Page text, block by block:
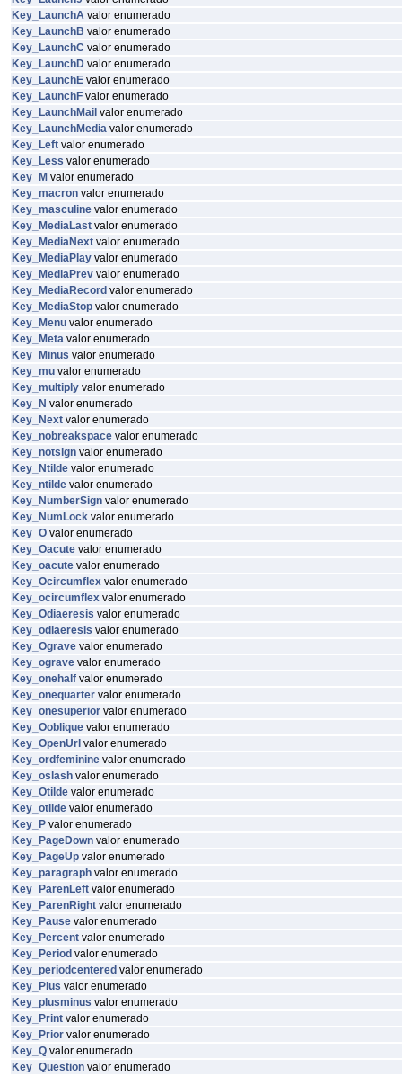
Key_LaunchA valor enumerado
Key_LaunchB valor enumerado
Key_LaunchC valor enumerado
Key_LaunchD valor enumerado
Key_LaunchE valor enumerado
Key_LaunchF valor enumerado
Key_LaunchMail valor enumerado
Key_LaunchMedia valor enumerado
Key_Left valor enumerado
Key_Less valor enumerado
Key_M valor enumerado
Key_macron valor enumerado
Key_masculine valor enumerado
Key_MediaLast valor enumerado
Key_MediaNext valor enumerado
Key_MediaPlay valor enumerado
Key_MediaPrev valor enumerado
Key_MediaRecord valor enumerado
Key_MediaStop valor enumerado
Key_Menu valor enumerado
Key_Meta valor enumerado
Key_Minus valor enumerado
Key_mu valor enumerado
Key_multiply valor enumerado
Key_N valor enumerado
Key_Next valor enumerado
Key_nobreakspace valor enumerado
Key_notsign valor enumerado
Key_Ntilde valor enumerado
Key_ntilde valor enumerado
Key_NumberSign valor enumerado
Key_NumLock valor enumerado
Key_O valor enumerado
Key_Oacute valor enumerado
Key_oacute valor enumerado
Key_Ocircumflex valor enumerado
Key_ocircumflex valor enumerado
Key_Odiaeresis valor enumerado
Key_odiaeresis valor enumerado
Key_Ograve valor enumerado
Key_ograve valor enumerado
Key_onehalf valor enumerado
Key_onequarter valor enumerado
Key_onesuperior valor enumerado
Key_Ooblique valor enumerado
Key_OpenUrl valor enumerado
Key_ordfeminine valor enumerado
Key_oslash valor enumerado
Key_Otilde valor enumerado
Key_otilde valor enumerado
Key_P valor enumerado
Key_PageDown valor enumerado
Key_PageUp valor enumerado
Key_paragraph valor enumerado
Key_ParenLeft valor enumerado
Key_ParenRight valor enumerado
Key_Pause valor enumerado
Key_Percent valor enumerado
Key_Period valor enumerado
Key_periodcentered valor enumerado
Key_Plus valor enumerado
Key_plusminus valor enumerado
Key_Print valor enumerado
Key_Prior valor enumerado
Key_Q valor enumerado
Key_Question valor enumerado